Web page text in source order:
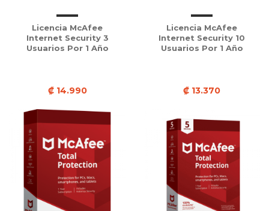
Licencia McAfee
Internet Security 3
Usuarios Por 1 Año
₡ 14.990
Licencia McAfee
Internet Security 10
Usuarios Por 1 Año
₡ 13.370